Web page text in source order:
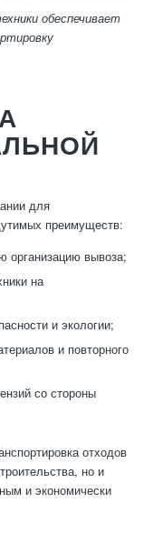
обеспечивает
для
преимуществ:
организацию вывоза;
на
и экологии;
и повторного
со стороны
отходов
но и
и экономически